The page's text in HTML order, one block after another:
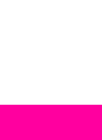
i favoriter